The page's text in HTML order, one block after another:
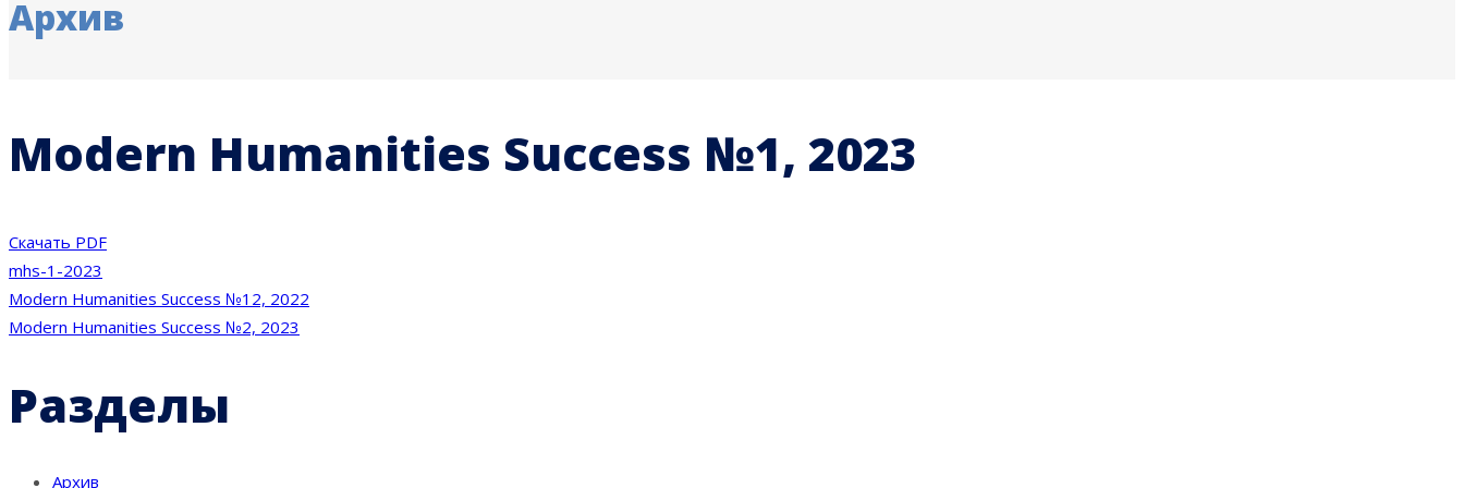
Архив
Modern Humanities Success №1, 2023
Скачать PDF
mhs-1-2023
Навигация
по
записям
Modern Humanities Success №12, 2022
Modern Humanities Success №2, 2023
Разделы
Архив